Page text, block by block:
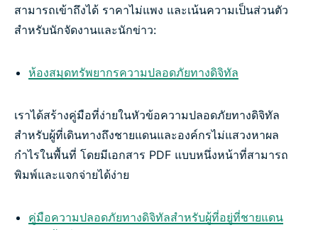
สามารถเข้าถึงได้ ราคาไม่แพง และเน้นความเป็นส่วนตัว
สำหรับนักจัดงานและนักข่าว:
ห้องสมุดทรัพยากรความปลอดภัยทางดิจิทัล
เราได้สร้างคู่มือที่ง่ายในหัวข้อความปลอดภัยทางดิจิทัล
สำหรับผู้ที่เดินทางถึงชายแดนและองค์กรไม่แสวงหาผล
กำไรในพื้นที่ โดยมีเอกสาร PDF แบบหนึ่งหน้าที่สามารถ
พิมพ์และแจกจ่ายได้ง่าย
คู่มือความปลอดภัยทางดิจิทัลสำหรับผู้ที่อยู่ที่ชายแดน